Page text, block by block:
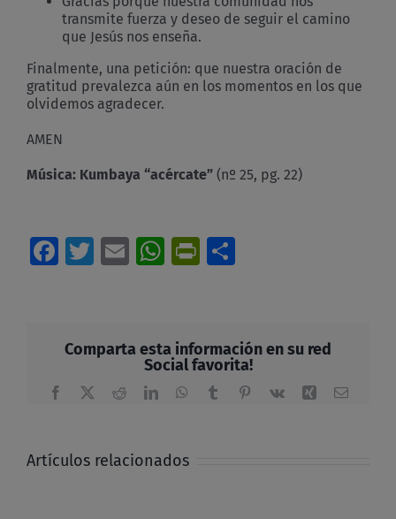
transmite fuerza y deseo de seguir el camino
que Jesús nos enseña.
Finalmente, una petición: que nuestra oración de
gratitud prevalezca aún en los momentos en los que
olvidemos agradecer.
AMEN
Música: Kumbaya “acércate” (nº 25, pg. 22)
Facebook
Twitter
EmailWhatsApp
PrintFriendly
Comparta esta información en su red
Social favorita!
Facebook RedditLinkedInWhatsApp
Tumblr Pinterest
Vk Xing Correo
Artículos relacionados